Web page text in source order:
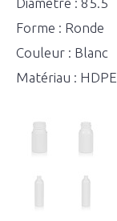
Forme : Ronde
Couleur : Blanc
Matériau : HDPE